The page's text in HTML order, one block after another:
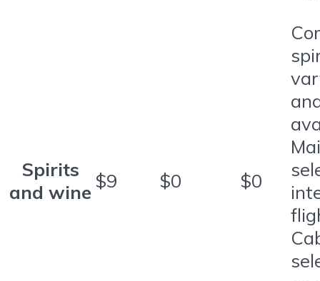
Spirits
and wine$9 $0 $0